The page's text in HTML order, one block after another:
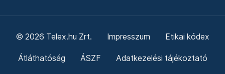
© 2026 Telex.hu Zrt. Impresszum Etikai kódex
Átláthatóság ÁSZF Adatkezelési tájékoztató